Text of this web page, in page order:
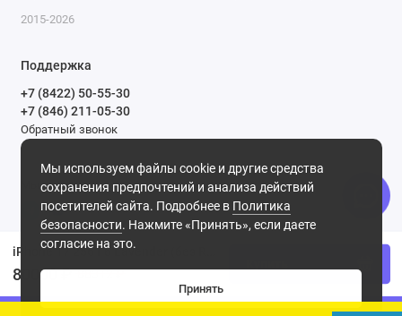
80000 ₽ 88312 ₽
Мы используем файлы cookie и другие средства
сохранения предпочтений и анализа действий
посетителей сайта. Подробнее в Политика
безопасности. Нажмите «Принять», если даете
согласие на это.
Принять
2015-2026
Поддержка
+7 (8422) 50-55-30
+7 (846) 211-05-30
Обратный звонок
Мы в сети